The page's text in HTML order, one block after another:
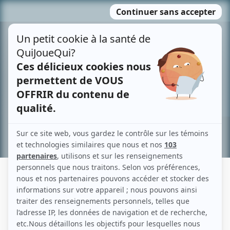
MENU
contenu
Recherche avancée »
MARTIN ROY II
Liens
Fiche de Martin Roy II sur Showbizz.net